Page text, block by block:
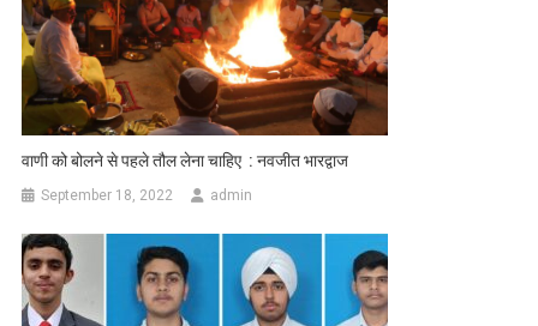
वाणी को बोलने से पहले तौल लेना चाहिए : नवजीत भारद्वाज
September 18, 2022 admin